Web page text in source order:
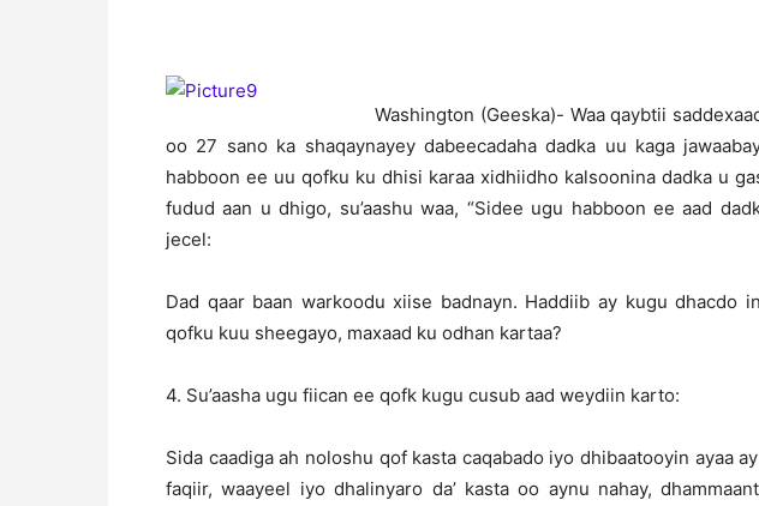
Washington (Geeska)- Waa qaybtii
oo 27 sano ka shaqaynayey dabeecadaha dadka uu kaga
habboon ee uu qofku ku dhisi karaa xidhiidho kalsoonina dadka u
fudud aan u dhigo, su’aashu waa, “Sidee ugu habboon ee aad
jecel:
Dad qaar baan warkoodu xiise badnayn. Haddiib ay kugu dhacdo
qofku kuu sheegayo, maxaad ku odhan kartaa?
4. Su’aasha ugu fiican ee qofk kugu cusub aad weydiin karto:
Sida caadiga ah noloshu qof kasta caqabado iyo dhibaatooyin ayaa
faqiir, waayeel iyo dhalinyaro da’ kasta oo aynu nahay,